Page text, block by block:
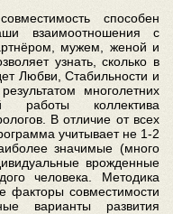
способен
взаимоотношения с
мужем, женой и
узнать, сколько в
Любви, Стабильности и
многолетних
работы коллектива
В отличие от всех
учитывает не 1-2
значимые (много
врожденные
человека. Методика
факторы совместимости
варианты развития